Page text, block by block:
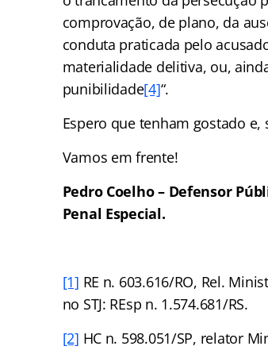
comprovação, de plano, da
conduta praticada pelo
materialidade delitiva, ou,
punibilidade[4]“.
Espero que tenham gostado
Vamos em frente!
Pedro Coelho – Defensor
Penal Especial.
[1] RE n. 603.616/RO, Rel.
no STJ: REsp n. 1.574.681/RS.
[2] HC n. 598.051/SP, relator